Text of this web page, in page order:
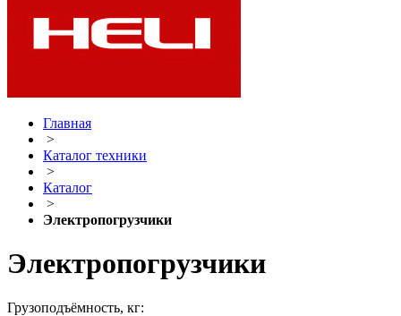
Главная
>
Каталог техники
>
Каталог
>
Электропогрузчики
Электропогрузчики
Грузоподъёмность, кг: